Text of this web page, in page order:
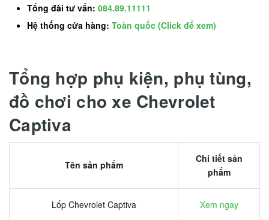
Tổng đài tư vấn: 084.89.11111
Hệ thống cửa hàng: Toàn quốc (Click để xem)
Tổng hợp phụ kiện, phụ tùng,
đồ chơi cho xe Chevrolet
Captiva
Tên sản phẩm
Chi tiết sản
phẩm
Lốp Chevrolet Captiva Xem ngay